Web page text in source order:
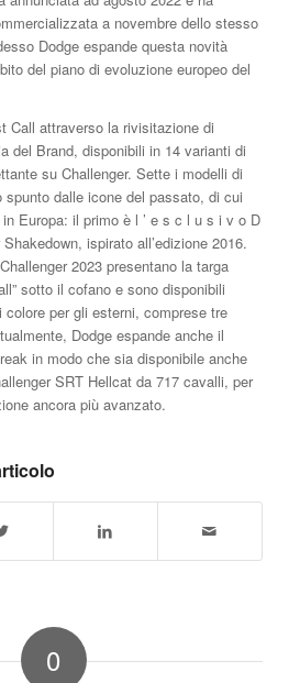
a novembre dello stesso
Dodge espande questa novità
del piano di evoluzione europeo del
Call attraverso la rivisitazione di
del Brand, disponibili in 14 varianti di
su Challenger. Sette i modelli di
spunto dalle icone del passato, di cui
Europa: il primo è l ’ e s c l u s i v o D
ispirato all’edizione 2016.
2023 presentano la targa
sotto il cofano e sono disponibili
per gli esterni, comprese tre
Dodge espande anche il
in modo che sia disponibile anche
SRT Hellcat da 717 cavalli, per
ancora più avanzato.
0